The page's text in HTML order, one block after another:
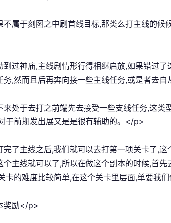
属于刻图之中刷首线目标,那类么打主线的候
过神庙,主线剧情形行得相继启放,如果错过
务,然而且后再奔向接一些主线任务,或是者去
处于去打之前端先去接受一些支线任务,这类
于前期发出展又是是很有辅助的。</p>
了主线之后,我们就可以去打第一项关卡了,
个主线就可以了,所以在做这个副本的时候,首
卡的难度比较简单,在这个关卡里层面,单要我
奖励</p>